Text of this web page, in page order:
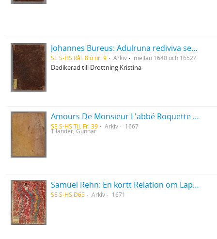
Johannes Bureus: Adulruna rediviva seu sapientia Sveorum veterum de mysteriis alphabeti trium coronarum regni Fulkandiarum seu Svethiae antiquissimae
SE S-HS Rål. 8:o nr. 9 Arkiv mellan 1640 och 1652?
Dedikerad till Drottning Kristina
Amours De Monsieur L'abbé Roquette avec Mademoiselle de Montauzier par Monsieur L'abbé Le Camus 1667
SE S-HS Til. Fr. 39 Arkiv 1667
Tilander, Gunnar
Samuel Rehn: En kortt Relation om Lapparnes lefwarne och sedher, wijdskiepellser, sampt i många stycken grofwe wildfarellser
SE S-HS D65 Arkiv 1671